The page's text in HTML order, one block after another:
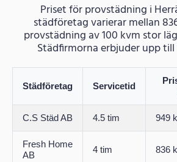
Priset för provstädning i
städföretag varierar mellan
provstädning av 100 kvm stor
Städfirmorna erbjuder upp till
Städföretag Servicetid
C.S Städ AB 4.5 tim 949
Fresh Home
AB
4 tim 836